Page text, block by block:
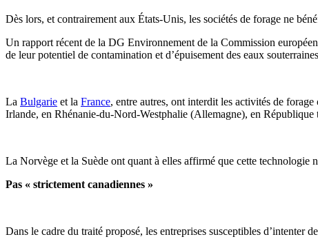
Dès lors, et contrairement aux États-Unis, les sociétés de forage ne
Un rapport récent de la DG Environnement de la Commission
de leur potentiel de contamination et d’épuisement des eaux
La Bulgarie et la France, entre autres, ont interdit les activités de
Irlande, en Rhénanie-du-Nord-Westphalie (Allemagne), en République
La Norvège et la Suède ont quant à elles affirmé que cette technologie
Pas « strictement canadiennes »
Dans le cadre du traité proposé, les entreprises susceptibles d’intenter